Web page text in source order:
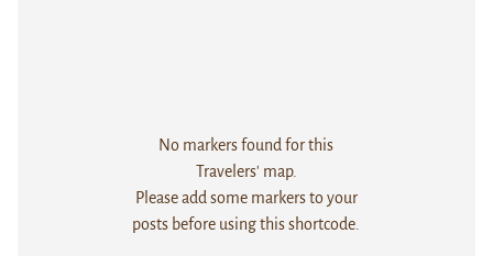
No markers found for this
Travelers' map.
Please add some markers to your
posts before using this shortcode.